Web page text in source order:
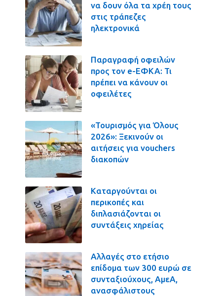
να δουν όλα τα χρέη τους
στις τράπεζες
ηλεκτρονικά
Παραγραφή οφειλών
προς τον e-ΕΦΚΑ: Τι
πρέπει να κάνουν οι
οφειλέτες
«Τουρισμός για Όλους
2026»: Ξεκινούν οι
αιτήσεις για vouchers
διακοπών
Καταργούνται οι
περικοπές και
διπλασιάζονται οι
συντάξεις χηρείας
Αλλαγές στο ετήσιο
επίδομα των 300 ευρώ σε
συνταξιούχους, ΑμεΑ,
ανασφάλιστους